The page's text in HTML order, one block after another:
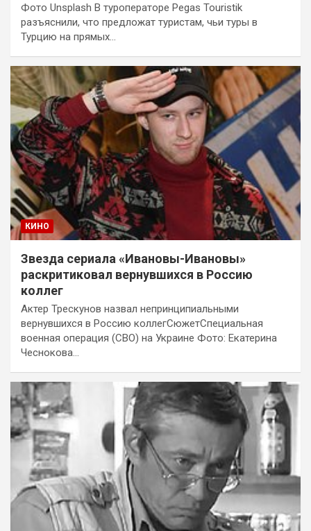
Фото Unsplash В туроператоре Pegas Touristik
разъяснили, что предложат туристам, чьи туры в
Турцию на прямых…
КИНО
Звезда сериала «Ивановы-Ивановы»
раскритиковал вернувшихся в Россию
коллег
Актер Трескунов назвал непринципиальными
вернувшихся в Россию коллегСюжетСпециальная
военная операция (СВО) на Украине Фото: Екатерина
Чеснокова…